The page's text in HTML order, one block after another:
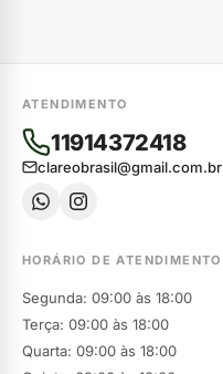
ATENDIMENTO
11914372418
clareobrasil@gmail.com.br
HORÁRIO DE ATENDIMENTO
Segunda: 09:00 às 18:00
Terça: 09:00 às 18:00
Quarta: 09:00 às 18:00